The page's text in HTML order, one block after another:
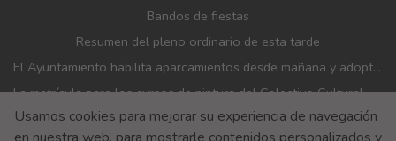
Bandos de fiestas
Resumen del pleno ordinario de esta tarde
El Ayuntamiento habilita aparcamientos desde mañana y adopta medidas de movilidad con motivo de las fiestas patronales
La matrícula para los cursos de pintura del Colectivo Cultural Almudí se abrirá del 1 al 4 de septiembre
El Ayuntamiento y el Banco de Alimentos renuevan el convenio de financiación de la entidad
Usamos cookies para mejorar su experiencia de navegación